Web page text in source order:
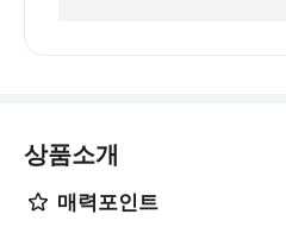
상품소개
매력포인트